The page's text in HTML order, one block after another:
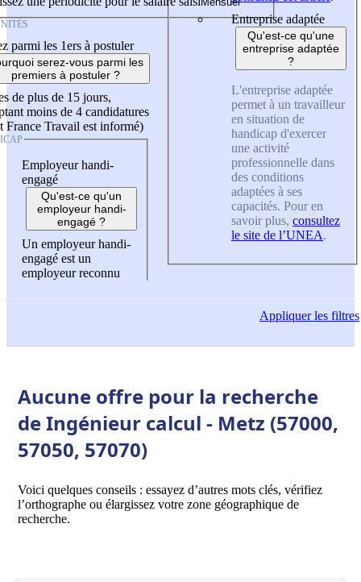
parmi les 1ers à postuler
serez-vous parmi les
premiers à postuler ?
de plus de 15 jours,
moins de 4 candidatures
France Travail est informé)
Employeur handi-
engagé
Qu'est-ce qu'un
employeur handi-
engagé ?
Un employeur handi-
engagé est un
employeur reconnu
Entreprise adaptée
Qu'est-ce qu'une
entreprise adaptée
?
L'entreprise adaptée
permet à un travailleur
en situation de
handicap d'exercer
une activité
professionnelle dans
des conditions
adaptées à ses
capacités. Pour en
savoir plus, consultez
le site de l’UNEA.
Appliquerles filtres
Aucune offre pour la recherche
de Ingénieur calcul - Metz (57000,
57050, 57070)
Voici quelques conseils : essayez d’autres mots clés, vérifiez
l’orthographe ou élargissez votre zone géographique de
recherche.